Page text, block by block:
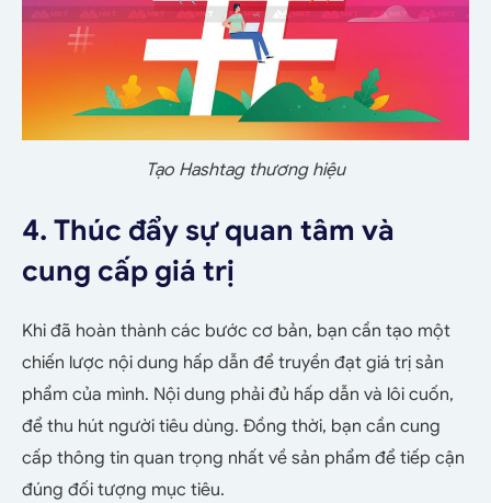
Tạo Hashtag thương hiệu
4. Thúc đẩy sự quan tâm và
cung cấp giá trị
Khi đã hoàn thành các bước cơ bản, bạn cần tạo một
chiến lược nội dung hấp dẫn để truyền đạt giá trị sản
phẩm của mình. Nội dung phải đủ hấp dẫn và lôi cuốn,
để thu hút người tiêu dùng. Đồng thời, bạn cần cung
cấp thông tin quan trọng nhất về sản phẩm để tiếp cận
đúng đối tượng mục tiêu.